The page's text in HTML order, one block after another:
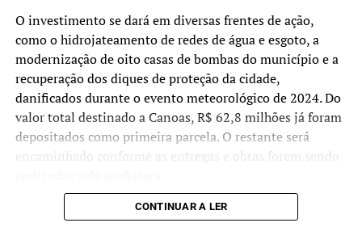
Demais condenações
Braga Netto: 26 anos– Seguindo o voto do relator
Alexandre de Moraes, a maioria da Primeira Turma do
STF determinou pena de 26 anos, inicialmente em
reclusão, para o general Walter Braga Netto.
Anderson Torres: 24 anos –
Anderson Torres.
O investimento se dará em diversas frentes de ação,
como o hidrojateamento de redes de água e esgoto, a
modernização de oito casas de bombas do município e a
recuperação dos diques de proteção da cidade,
danificados durante o evento meteorológico de 2024. Do
valor total destinado a Canoas, R$ 62,8 milhões já foram
depositados como primeira parcela. O restante será
encaminhado conforme as entregas e obras forem sendo
CONTINUAR A LER